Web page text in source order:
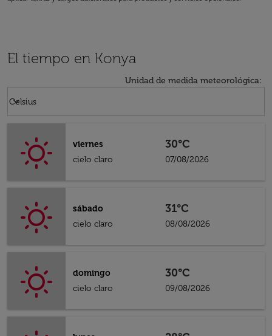
El tiempo en Konya
Unidad de medida meteorológica:
Celsius
keyboard_arrow_down
viernes
cielo claro
30°C
07/08/2026
sábado
cielo claro
31°C
08/08/2026
domingo
cielo claro
30°C
09/08/2026